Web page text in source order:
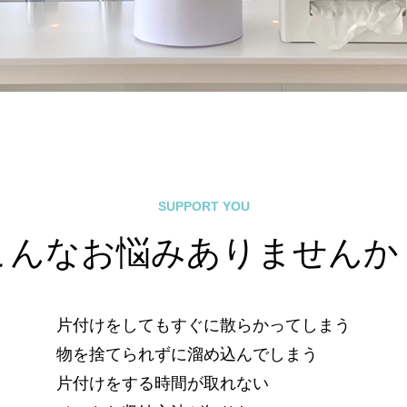
SUPPORT YOU
んなお悩みありませんか
片付けをしてもすぐに散らかってしまう
物を捨てられずに溜め込んでしまう
片付けをする時間が取れない